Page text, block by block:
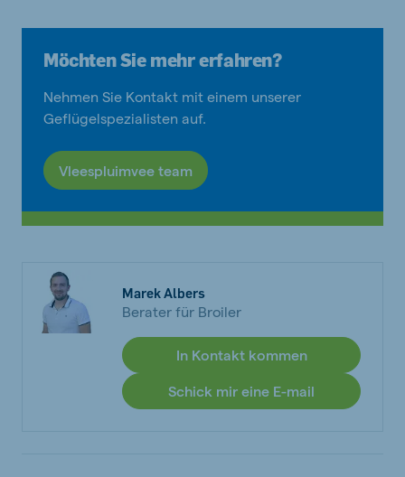
Möchten Sie mehr erfahren?
Nehmen Sie Kontakt mit einem unserer
Geflügelspezialisten auf.
Vleespluimvee team
Marek Albers
Berater für Broiler
In Kontakt kommen
Schick mir eine E-mail